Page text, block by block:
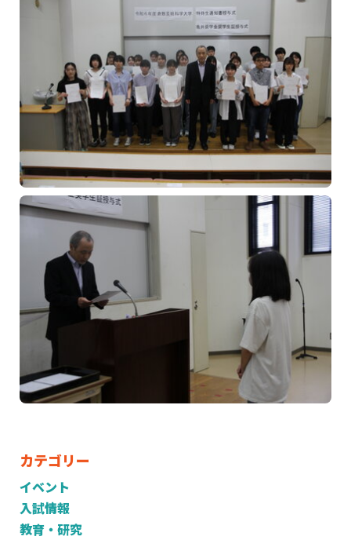
カテゴリー
イベント
入試情報
教育・研究